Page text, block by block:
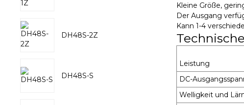
DH48S-2Z
DH48S-S
Kleine Größe,
Der Ausgang
Kann 1-4
Leistung
DC-
Welligkeit und